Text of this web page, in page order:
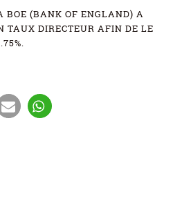
BOE (BANK OF ENGLAND) A
TAUX DIRECTEUR AFIN DE LE